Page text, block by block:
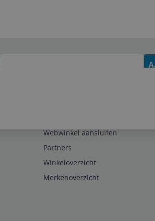
Webwinkel aansluiten
Partners
Winkeloverzicht
Merkenoverzicht